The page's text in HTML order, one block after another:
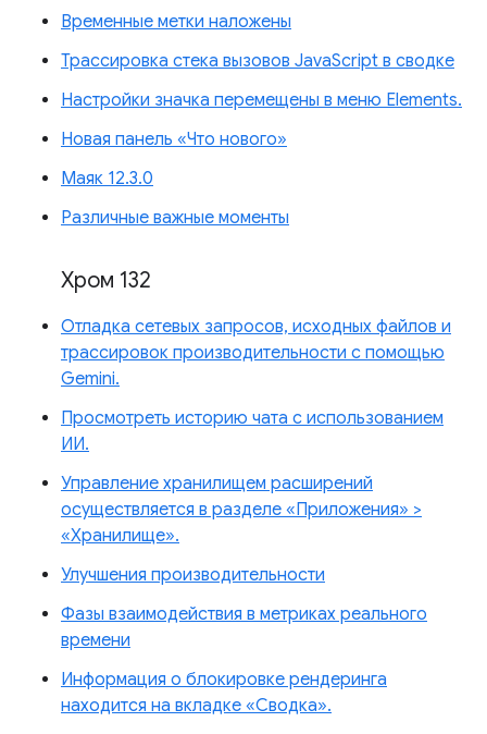
Временные метки наложены
Трассировка стека вызовов JavaScript в сводке
Настройки значка перемещены в меню Elements.
Новая панель «Что нового»
Маяк 12.3.0
Различные важные моменты
Хром 132
Отладка сетевых запросов, исходных файлов и
трассировок производительности с помощью
Gemini.
Просмотреть историю чата с использованием
ИИ.
Управление хранилищем расширений
осуществляется в разделе «Приложения» >
«Хранилище».
Улучшения производительности
Фазы взаимодействия в метриках реального
времени
Информация о блокировке рендеринга
находится на вкладке «Сводка».